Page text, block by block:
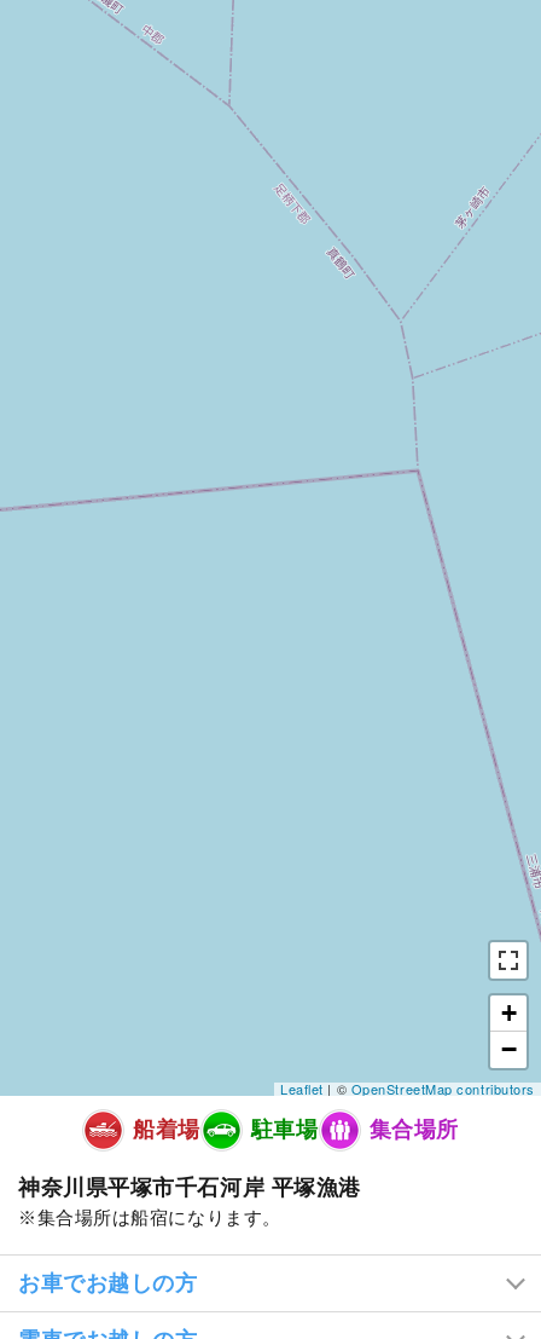
+
−
Leaflet| ©OpenStreetMap contributors
船着場 駐車場 集合場所
神奈川県平塚市千石河岸 平塚漁港
集合場所は船宿になります。
お車でお越しの方